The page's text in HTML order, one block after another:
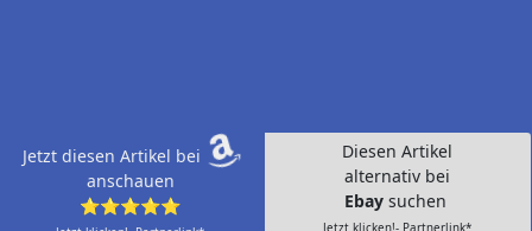
Jetzt diesen Artikel bei
anschauen
⭐⭐⭐⭐⭐
Diesen Artikel
alternativ bei
Ebay suchen